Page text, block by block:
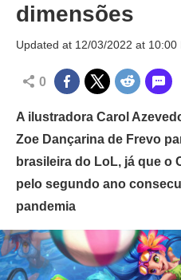
dimensões
Updated at 12/03/2022 at 10:00
0
A ilustradora Carol
Zoe Dançarina de Frevo
brasileira do LoL, já que o
pelo segundo ano
pandemia